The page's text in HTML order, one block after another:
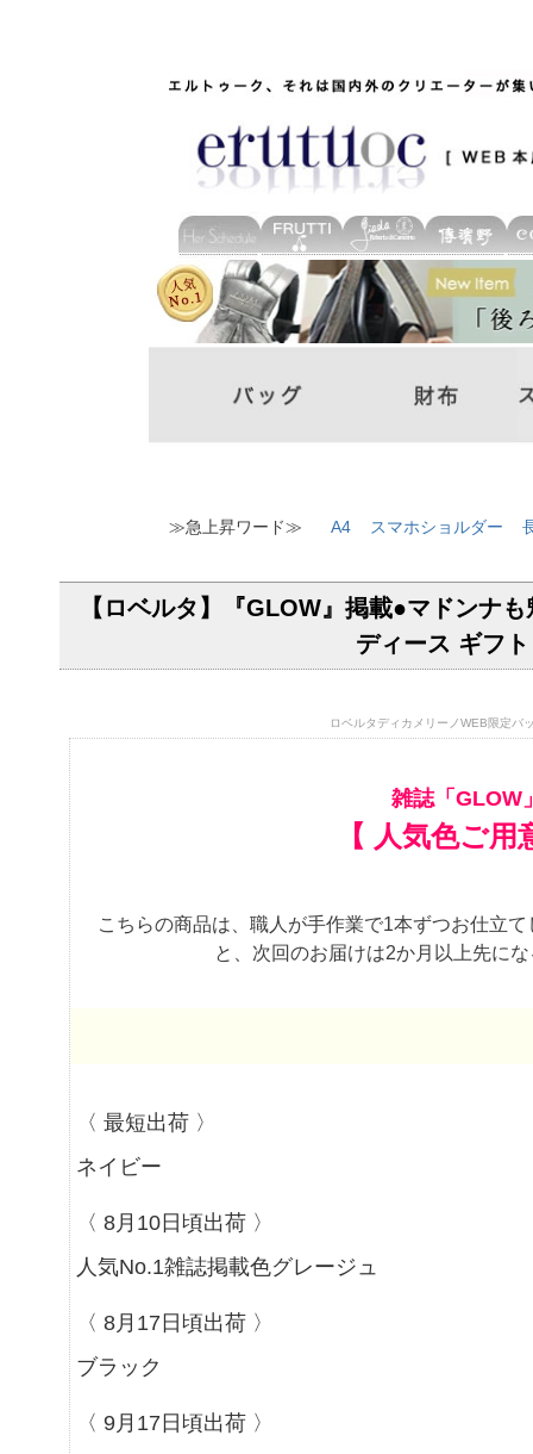
≫急上昇ワード≫ A4 スマホショルダー
【ロベルタ】『GLOW』掲載●マドンナ
ディース ギフ
ロベルタディカメリーノWEB限定バ
雑誌「GLOW
【 人気色ご
こちらの商品は、職人が手作業で1本ずつお仕立
と、次回のお届けは2か月以上先に
〈 最短出荷 〉
ネイビー
〈 8月10日頃出荷 〉
人気No.1雑誌掲載色グレージュ
〈 8月17日頃出荷 〉
ブラック
〈 9月17日頃出荷 〉